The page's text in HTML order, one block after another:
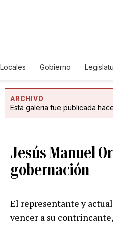
Locales Gobierno
ARCHIVO
Esta galeria fue publicada
Jesús Manuel
gobernación
El representante y
vencer a su